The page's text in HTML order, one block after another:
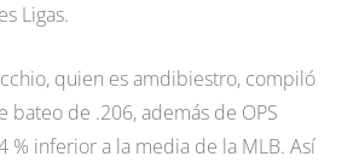
Ligas.
quien es amdibiestro, compiló
de .206, además de OPS
% inferior a la media de la MLB. Así